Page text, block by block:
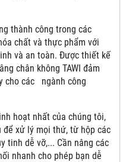
thành công trong các
chất và thực phẩm với
và an toàn. Được thiết kế
chân không TAWI đảm
cho các ngành công
hoạt nhất của chúng tôi,
để xử lý mọi thứ, từ hộp các
tinh dễ vỡ,... Cần nâng các
nhanh cho phép bạn dễ